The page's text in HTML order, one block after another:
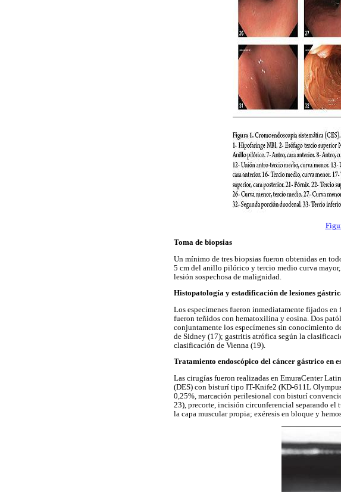
Toma de biopsias
Un mínimo de tres biopsias fueron obtenidas en
5 cm del anillo pilórico y tercio medio curva
lesión sospechosa de malignidad.
Histopatología y estadificación de lesiones
Los especímenes fueron inmediatamente fijados
fueron teñidos con hematoxilina y eosina. Dos
conjuntamente los especímenes sin conocimiento
de Sidney (17); gastritis atrófica según la
clasificación de Vienna (19).
Tratamiento endoscópico del cáncer gástrico en
Las cirugías fueron realizadas en EmuraCenter
(DES) con bisturí tipo IT-Knife2 (KD-611L
0,25%, marcación perilesional con bisturí
23), precorte, incisión circunferencial separando el
la capa muscular propia; exéresis en bloque y